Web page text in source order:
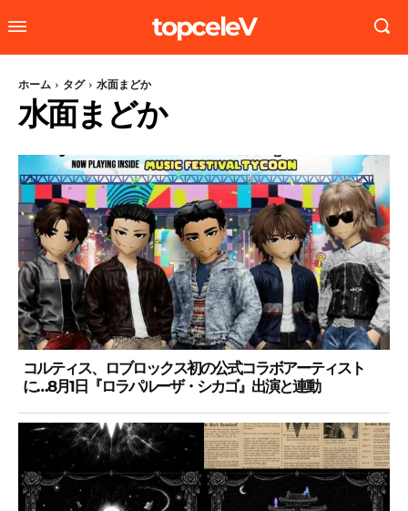
topceleV
ホーム タグ 水面まどか
水面まどか
コルティス、ロブロックス初の公式コラボアーティスト
に…8月1日『ロラパルーザ・シカゴ』出演と連動